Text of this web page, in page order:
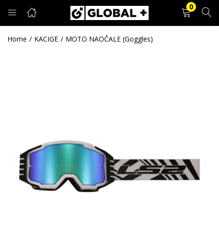
0
PRIJAVA REGISTRACIJA
Zapamti me
Prijava
Zaboravljena lozinka?
Home KACIGE MOTO NAOČALE (Goggles)